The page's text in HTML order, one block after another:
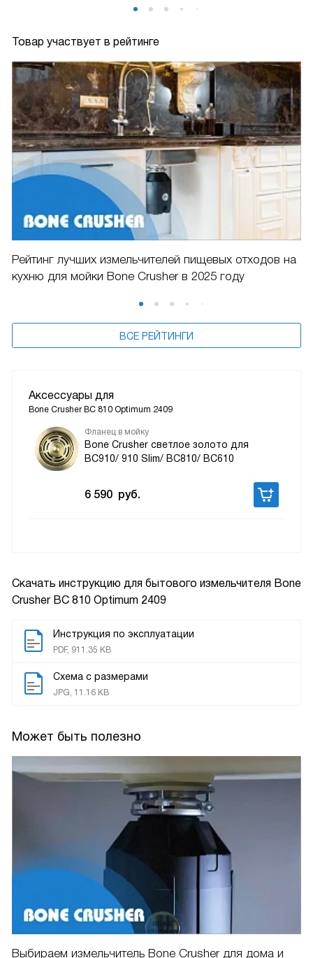
Скачать инструкцию для бытового измельчителя Bone
Crusher BC 810 Optimum 2409
Инструкция по эксплуатации
PDF, 911.35 KB
Схема с размерами
JPG, 11.16 KB
Может быть полезно
Выбираем измельчитель Bone Crusher для дома и
Товар участвует в рейтинге
Рейтинг лучших измельчителей пищевых отходов на
кухню для мойки Bone Crusher в 2025 году
ВСЕ РЕЙТИНГИ
Аксессуары для
Bone Crusher BC 810 Optimum 2409
Фланец в мойку
Bone Crusher светлое золото для
BC910/ 910 Slim/ BC810/ ВС610
6 590 руб.